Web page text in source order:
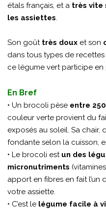
étals français, et a très vite
les assiettes.
Son goût très doux et son
dans tous types de recettes
ce légume vert participe
En Bref
• Un brocoli pèse entre
couleur verte provient du
exposés au soleil. Sa
fondante selon la cuisson,
• Le brocoli est un des
micronutriments
apport en fibres en fait l’un
votre assiette.
• C’est le légume facile à